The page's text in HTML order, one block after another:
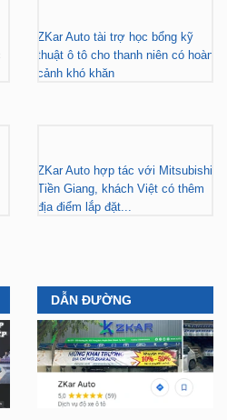
ZKar Auto tài trợ học bổng kỹ
thuật ô tô cho thanh niên có hoàn
cảnh khó khăn
ZKar Auto hợp tác với Mitsubishi
Tiền Giang, khách Việt có thêm
địa điểm lắp đặt...
DẪN ĐƯỜNG